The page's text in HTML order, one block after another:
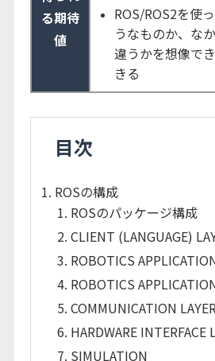
る期待
値
ROS/ROS2を使
うなものか、な
違うかを想像で
きる
目次
ROSの構成
ROSのパッケージ構成
CLIENT (LANGUAGE)
ROBOTICS
ROBOTICS
COMMUNICATION
HARDWARE INTERFACE
SIMULATION